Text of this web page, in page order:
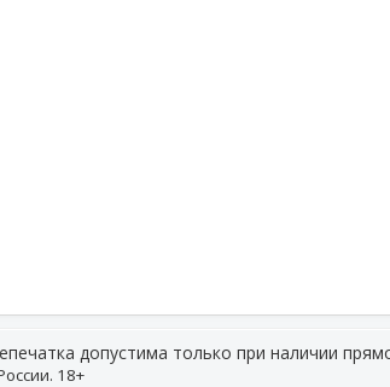
допустима только при наличии
18+